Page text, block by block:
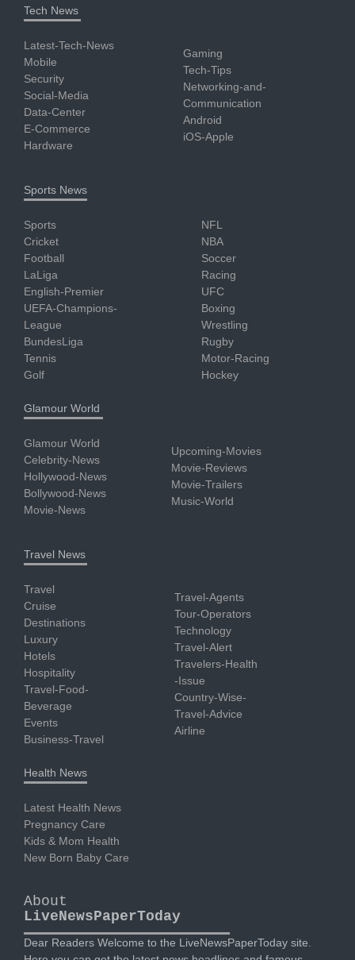
Tech News
Latest-Tech-News
Mobile
Security
Social-Media
Data-Center
E-Commerce
Hardware
Gaming
Tech-Tips
Networking-and-
Communication
Android
iOS-Apple
Sports News
Sports
Cricket
Football
LaLiga
English-Premier
UEFA-Champions-
League
BundesLiga
Tennis
Golf
NFL
NBA
Soccer
Racing
UFC
Boxing
Wrestling
Rugby
Motor-Racing
Hockey
Glamour World
Glamour World
Celebrity-News
Hollywood-News
Bollywood-News
Movie-News
Upcoming-Movies
Movie-Reviews
Movie-Trailers
Music-World
Travel News
Travel
Cruise
Destinations
Luxury
Hotels
Hospitality
Travel-Food-
Beverage
Events
Business-Travel
Travel-Agents
Tour-Operators
Technology
Travel-Alert
Travelers-Health
-Issue
Country-Wise-
Travel-Advice
Airline
Health News
Latest Health News
Pregnancy Care
Kids & Mom Health
New Born Baby Care
About
LiveNewsPaperToday
Dear Readers Welcome to the LiveNewsPaperToday site.